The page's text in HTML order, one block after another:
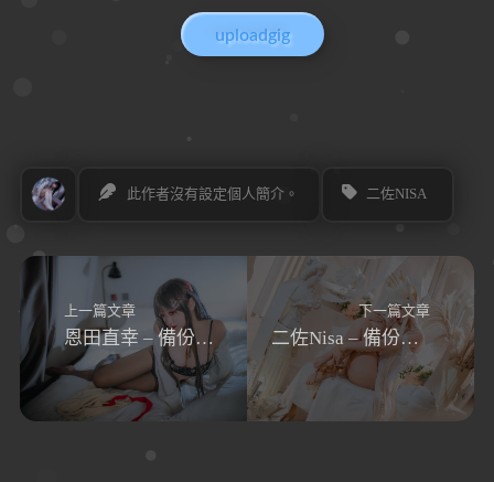
uploadgig
此作者沒有設定個人簡介。 二佐NISA
上一篇文章
恩田直幸 – 備份合集Ep.001 [393P／3.11GB]
下一篇文章
二佐Nisa – 備份合集Ep.002 [1724P／14.08GB]